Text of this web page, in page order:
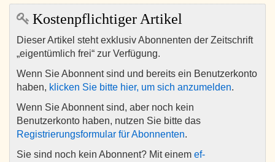
Kostenpflichtiger Artikel
Dieser Artikel steht exklusiv Abonnenten der Zeitschrift
„eigentümlich frei“ zur Verfügung.
Wenn Sie Abonnent sind und bereits ein Benutzerkonto
haben, klicken Sie bitte hier, um sich anzumelden.
Wenn Sie Abonnent sind, aber noch kein
Benutzerkonto haben, nutzen Sie bitte das
Registrierungsformular für Abonnenten.
Sie sind noch kein Abonnent? Mit einem ef-